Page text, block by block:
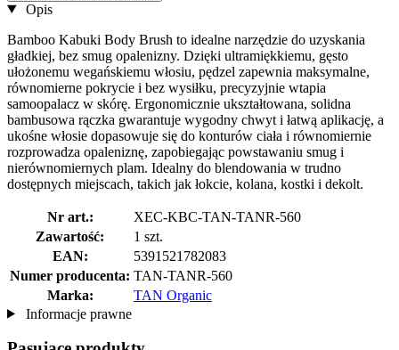
Opis
Bamboo Kabuki Body Brush to idealne narzędzie do uzyskania
gładkiej, bez smug opalenizny. Dzięki ultramiękkiemu, gęsto
ułożonemu wegańskiemu włosiu, pędzel zapewnia maksymalne,
równomierne pokrycie i bez wysiłku, precyzyjnie wtapia
samoopalacz w skórę. Ergonomicznie ukształtowana, solidna
bambusowa rączka gwarantuje wygodny chwyt i łatwą aplikację, a
ukośne włosie dopasowuje się do konturów ciała i równomiernie
rozprowadza opaleniznę, zapobiegając powstawaniu smug i
nierównomiernych plam. Idealny do blendowania w trudno
dostępnych miejscach, takich jak łokcie, kolana, kostki i dekolt.
Nr art.:
XEC-KBC-TAN-TANR-560
Zawartość:
1 szt.
EAN:
5391521782083
Numer producenta: TAN-TANR-560
Marka:
TAN Organic
Informacje prawne